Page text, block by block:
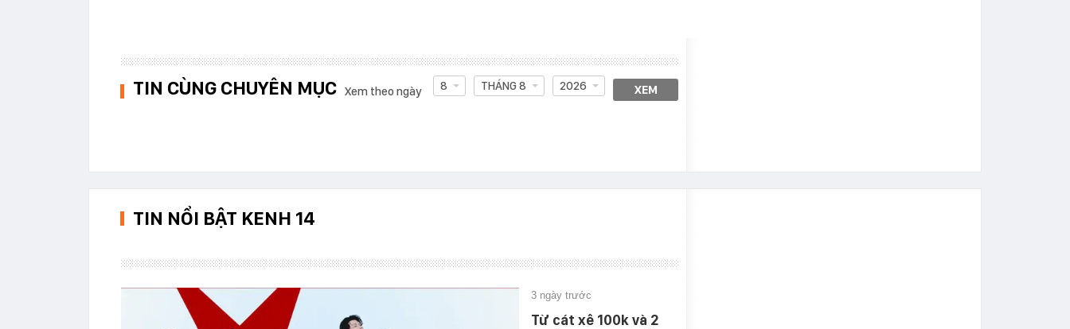
TIN CÙNG CHUYÊN MỤC Xem theo ngày 8 THÁNG 8 2026 XEM
TIN NỔI BẬT KENH 14
3 ngày trước
Từ cát xê 100k và 2